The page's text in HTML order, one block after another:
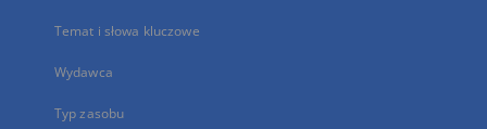
Temat i słowa kluczowe
Wydawca
Typ zasobu